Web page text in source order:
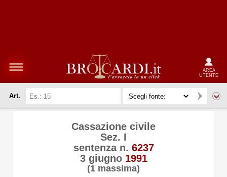
AREA
UTENTE
Art.
Cassazione civile
Sez. I
sentenza n. 6237
3 giugno 1991
(1 massima)